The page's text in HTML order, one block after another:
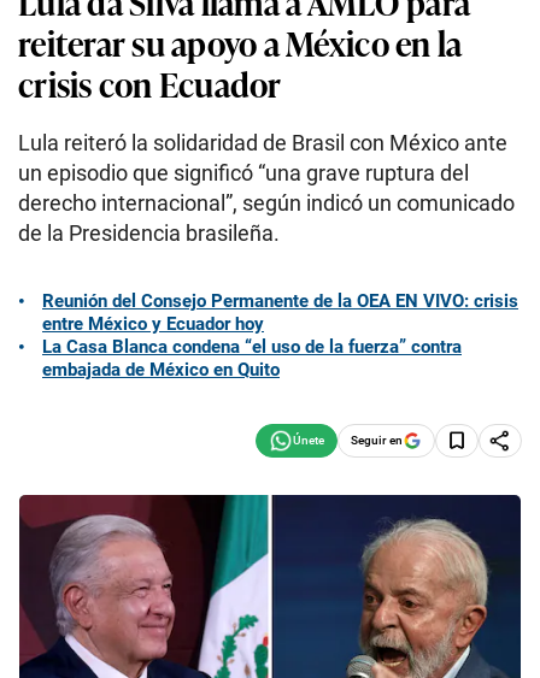
reiterar su apoyo a México en la
crisis con Ecuador
Lula reiteró la solidaridad de Brasil con México ante
un episodio que significó “una grave ruptura del
derecho internacional”, según indicó un comunicado
de la Presidencia brasileña.
Reunión del Consejo Permanente de la OEA EN VIVO: crisis
entre México y Ecuador hoy
La Casa Blanca condena “el uso de la fuerza” contra
embajada de México en Quito
Seguir en